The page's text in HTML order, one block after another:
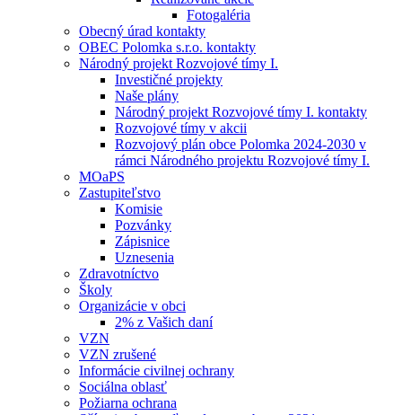
Fotogaléria
Obecný úrad kontakty
OBEC Polomka s.r.o. kontakty
Národný projekt Rozvojové tímy I.
Investičné projekty
Naše plány
Národný projekt Rozvojové tímy I. kontakty
Rozvojové tímy v akcii
Rozvojový plán obce Polomka 2024-2030 v
rámci Národného projektu Rozvojové tímy I.
MOaPS
Zastupiteľstvo
Komisie
Pozvánky
Zápisnice
Uznesenia
Zdravotníctvo
Školy
Organizácie v obci
2% z Vašich daní
VZN
VZN zrušené
Informácie civilnej ochrany
Sociálna oblasť
Požiarna ochrana